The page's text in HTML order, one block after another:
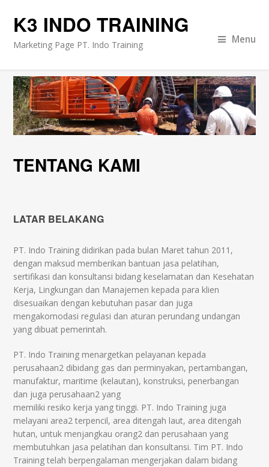
K3 INDO TRAINING
Marketing Page PT. Indo Training Menu
TENTANG KAMI
LATAR BELAKANG
PT. Indo Training didirikan pada bulan Maret tahun 2011,
dengan maksud memberikan bantuan jasa pelatihan,
sertifikasi dan konsultansi bidang keselamatan dan Kesehatan
Kerja, Lingkungan dan Manajemen kepada para klien
disesuaikan dengan kebutuhan pasar dan juga
mengakomodasi regulasi dan aturan perundang undangan
yang dibuat pemerintah.
PT. Indo Training menargetkan pelayanan kepada
perusahaan2 dibidang gas dan perminyakan, pertambangan,
manufaktur, maritime (kelautan), konstruksi, penerbangan
dan juga perusahaan2 yang
memiliki resiko kerja yang tinggi. PT. Indo Training juga
melayani area2 terpencil, area ditengah laut, area ditengah
hutan, untuk menjangkau orang2 dan perusahaan yang
membutuhkan jasa pelatihan dan konsultansi. Tim PT. Indo
Training telah berpengalaman mengerjakan dalam bidang